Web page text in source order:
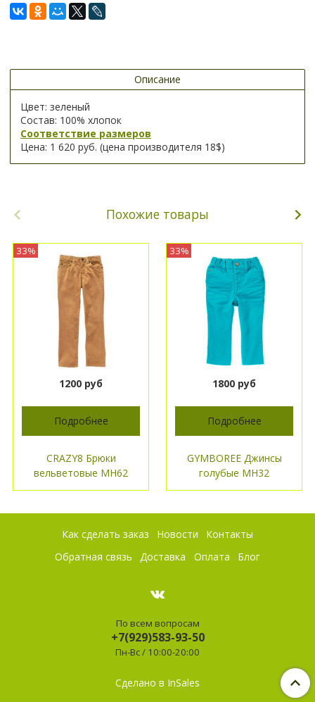
Описание
Цвет: зеленый
Состав: 100% хлопок
Соответствие размеров
Цена: 1 620 руб. (цена производителя 18$)
Похожие товары
33%
1200 руб
Подробнее
CRAZY8 Брюки
вельветовые МН62
33%
1800 руб
Подробнее
GYMBOREE Джинсы
голубые МН32
Как сделать заказ Новости
Контакты
Обратная связь
Доставка Оплата Блог
По всем вопросам
+7(929)583-93-50
Пн-Вс / 10:00-20:00
Сделано в InSales